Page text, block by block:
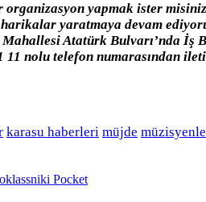
yapmak ister
yaratmaya devam
Atatürk Bulvarı’nda
nolu telefon numarasından
karasu haberleri müjde
Pocket